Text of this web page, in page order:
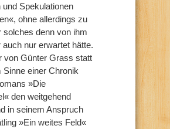
und Spekulationen
ohne allerdings zu
solches denn von ihm
auch nur erwartet hätte.
von Günter Grass statt
Sinne einer Chronik
»Die
den weitgehend
in seinem Anspruch
»Ein weites Feld«